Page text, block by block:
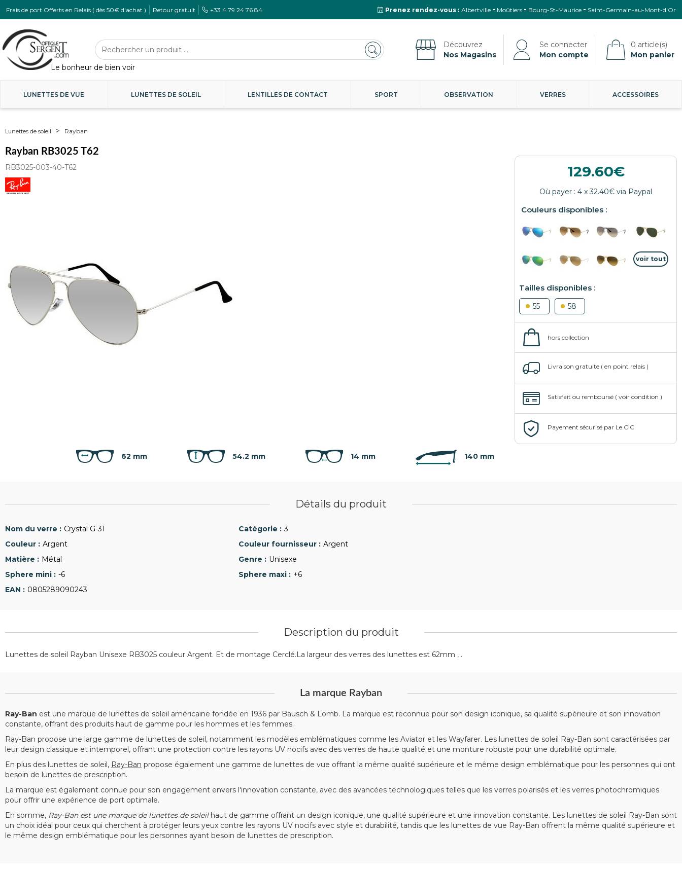
Frais de port Offerts en Relais ( dès 50€ d'achat ) Retour gratuit +33 4 79 24 76 84 Prenez rendez-vous : Albertville Moûtiers Bourg-St-Maurice Saint-Germain-au-Mont-d'Or
Nos Magasins Mon compte Mon panier
LUNETTES DE VUE LUNETTES DE SOLEIL LENTILLES DE CONTACT SPORT OBSERVATION VERRES ACCESSOIRES
Lunettes de soleil Rayban
Rayban RB3025 T62
RB3025-003-40-T62
62 mm 54.2 mm 14 mm 140 mm
129.60
55 58
Détails du produit
Crystal G-31
3
Argent
Argent
Métal
Unisexe
-6
+6
0805289090243
Description du produit
Lunettes de soleil Rayban Unisexe RB3025 couleur Argent. Et de montage Cerclé.La largeur des verres des lunettes est 62mm , .
La marque Rayban
Ray-Ban est une marque de lunettes de soleil américaine fondée en 1936 par Bausch & Lomb. La marque est reconnue pour son design iconique, sa qualité supérieure et son innovation
constante, offrant des produits haut de gamme pour les hommes et les femmes.
Ray-Ban propose une large gamme de lunettes de soleil, notamment les modèles emblématiques comme les Aviator et les Wayfarer. Les lunettes de soleil Ray-Ban sont caractérisées par
leur design classique et intemporel, offrant une protection contre les rayons UV nocifs avec des verres de haute qualité et une monture robuste pour une durabilité optimale.
En plus des lunettes de soleil, Ray-Ban propose également une gamme de lunettes de vue offrant la même qualité supérieure et le même design emblématique pour les personnes qui ont
besoin de lunettes de prescription.
La marque est également connue pour son engagement envers l'innovation constante, avec des avancées technologiques telles que les verres polarisés et les verres photochromiques
pour offrir une expérience de port optimale.
En somme, Ray-Ban est une marque de lunettes de soleilhaut de gamme offrant un design iconique, une qualité supérieure et une innovation constante. Les lunettes de soleil Ray-Ban sont
un choix idéal pour ceux qui cherchent à protéger leurs yeux contre les rayons UV nocifs avec style et durabilité, tandis que les lunettes de vue Ray-Ban offrent la même qualité supérieure et
le même design emblématique pour les personnes ayant besoin de lunettes de prescription.